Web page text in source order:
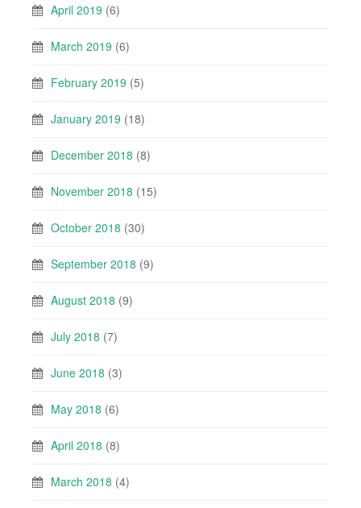
April 2019 (6)
March 2019 (6)
February 2019 (5)
January 2019 (18)
December 2018 (8)
November 2018 (15)
October 2018 (30)
September 2018 (9)
August 2018 (9)
July 2018 (7)
June 2018 (3)
May 2018 (6)
April 2018 (8)
March 2018 (4)